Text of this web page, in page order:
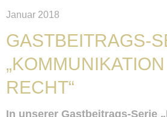
Januar 2018
GASTBEITRAGS-
RECHT“
In unserer Gastbeitrags-Serie